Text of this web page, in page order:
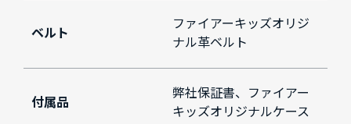
ベルト
ファイアーキッズオリジ
ナル革ベルト
付属品
弊社保証書、ファイアー
キッズオリジナルケース